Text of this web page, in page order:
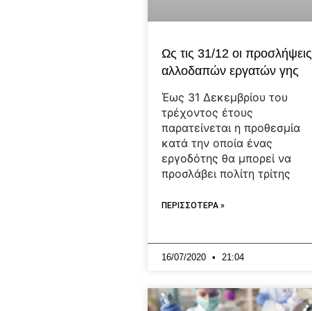
Ως τις 31/12 οι προσλήψεις
αλλοδαπών εργατών γης
Έως 31 Δεκεμβρίου του
τρέχοντος έτους
παρατείνεται η προθεσμία
κατά την οποία ένας
εργοδότης θα μπορεί να
προσλάβει πολίτη τρίτης
ΠΕΡΙΣΣΟΤΕΡΑ »
16/07/2020 21:04